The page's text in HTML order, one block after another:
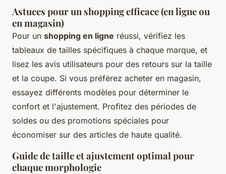
Astuces pour un shopping efficace (en ligne ou
en magasin)
Pour un shopping en ligne réussi, vérifiez les
tableaux de tailles spécifiques à chaque marque, et
lisez les avis utilisateurs pour des retours sur la taille
et la coupe. Si vous préférez acheter en magasin,
essayez différents modèles pour déterminer le
confort et l'ajustement. Profitez des périodes de
soldes ou des promotions spéciales pour
économiser sur des articles de haute qualité.
Guide de taille et ajustement optimal pour
chaque morphologie